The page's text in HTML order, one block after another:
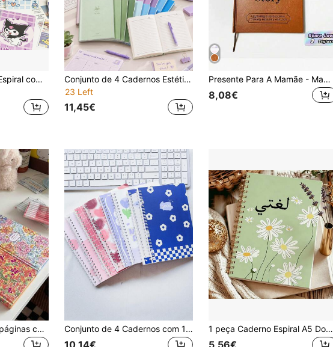
1 peça Caderno de Espiral com Personagem Fofo, Diário de Papel Pautado Grande, Bloco de Notas de Desenho Animado Fofo, Caderno de Diário Pautado, Caderno Pautado de Anime de Desenho Animado Fofo, Para Notas Diárias, Presente de Papelaria Escolar, Suprimentos de Escrita e Planeamento para Escritório e Escola. Material Escolar
Conjunto de 4 Cadernos Estéticos com Gradiente e Costura, 16K Grande, Capa Mole, Pautado, Papel Grosso Antimancha, Encadernação Costurada com Abertura Plana a 180°, Papelaria Fofa para Estudantes, Adequado para Alunos do Ensino Secundário e do Ensino Médio, Material de Escritório
23 Left
11,45€
Presente Para A Mamãe - Mamãe, Quero Conhecer A História Da Sua Vida: Capa Dura, Presente De Aniversário Para O Dia Das Mães. Ouça As Histórias Da Mamãe, Papel De 100 G/M². Um Diário Guiado Para A Mãe Compartilhar Sua Vida E Seu Amor.
8,08€
Caderno A5 de 128 páginas com capa dura e padrão floral colorido, inclui páginas interiores coloridas, diário, planeador, diário estético altamente atrativo, estilo vintage, The Plan, caderno portátil, diário de viagem, presente perfeito, escritório, escola, presente para mulher, época de regresso às aulas Conjunto de 4 Cadernos com 1 Caderno Espiral A5 e 3 Cadernos, 60 Folhas Cada, Páginas Pautadas, para Uso Escolar e de Escritório, Material Escolar, Regresso às Aulas
10,14€
1 peça Caderno Espiral A5 Dourado em Língua Árabe, Capa Floral com Margaridas Brancas em Verde Claro Suave, Diário de Disciplina "Minha Língua" em Árabe, Encadernação em Espiral de Arame, Caderno Espiral para Prática de Escrita de Vocabulário Árabe para Estudantes Árabes, Material Escolar de Estudo
5,56€